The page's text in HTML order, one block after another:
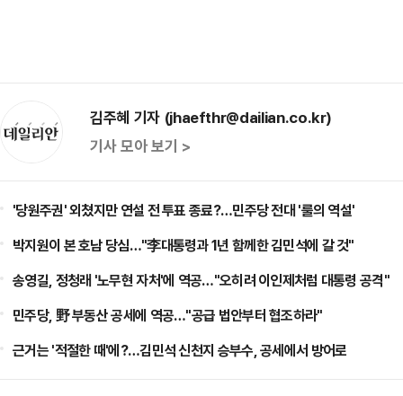
김주혜 기자 (jhaefthr@dailian.co.kr)
기사 모아 보기 >
'당원주권' 외쳤지만 연설 전 투표 종료?…민주당 전대 '룰의 역설'
박지원이 본 호남 당심…"李대통령과 1년 함께한 김민석에 갈 것"
송영길, 정청래 '노무현 자처'에 역공…"오히려 이인제처럼 대통령 공격"
민주당, 野 부동산 공세에 역공…"공급 법안부터 협조하라"
근거는 '적절한 때'에?…김민석 신천지 승부수, 공세에서 방어로